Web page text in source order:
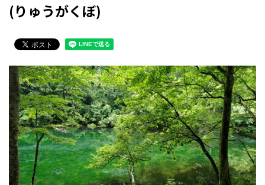
(りゅうがくぼ)